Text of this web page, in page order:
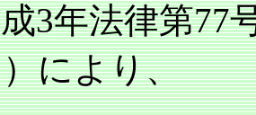
3年法律第77
により、